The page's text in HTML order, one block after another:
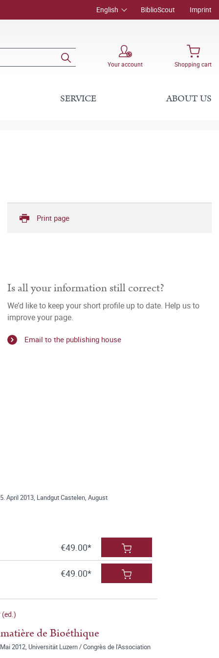
English BiblioScout Imprint
Your account Shopping cart
SERVICE ABOUT US
Print page
Is all your information still correct?
We’d like to keep your short profile up to date. Help us to
improve your page.
Email to the publishing house
April 2013, Landgut Castelen, August
€49.00*
€49.00*
(ed.)
de Bioéthique
2012, Universität Luzern / Congrès de l'Association